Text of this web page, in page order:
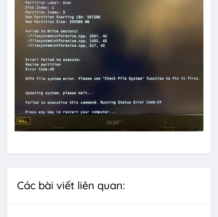
Các bài viết liên quan: